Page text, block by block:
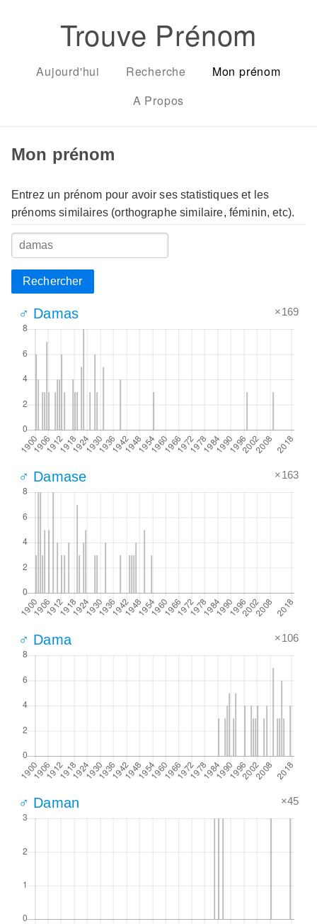
Trouve Prénom
Aujourd'hui Recherche
Mon prénom
A Propos
Mon prénom
Entrez un prénom pour avoir ses statistiques et les
prénoms similaires (orthographe similaire, féminin, etc).
Rechercher
♂ Damas ×169
♂ Damase ×163
♂ Dama ×106
♂ Daman ×45